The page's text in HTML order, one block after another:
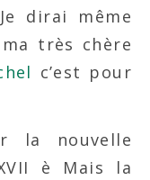
dirai même
très chère
c’est pour
la nouvelle
è Mais la